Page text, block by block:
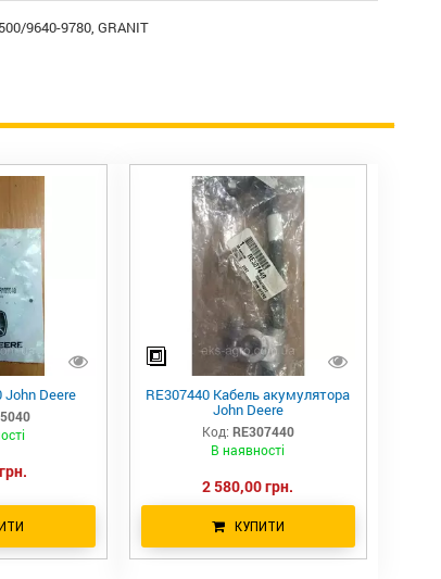
9640-9780, GRANIT
Deere RE307440 Кабель акумулятора
John Deere
Код: RE307440
В наявності
2 580,00 грн.
КУПИТИ